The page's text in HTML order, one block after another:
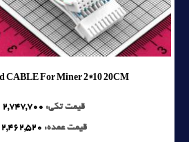
CABLE For Miner 2*10 20CM
قیمت تکی: 2,747,700
قیمت عمده: 2,462,520